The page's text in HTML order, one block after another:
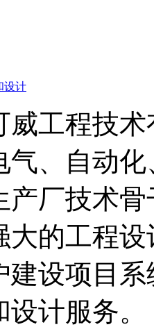
设计
程技术
气、自动
产厂技术
大的工程
建设项目
计服务。